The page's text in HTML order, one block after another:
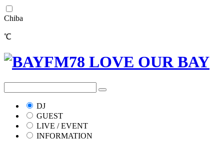
Chiba
℃
DJ
GUEST
LIVE / EVENT
INFORMATION